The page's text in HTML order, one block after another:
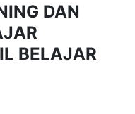
DAN
BELAJAR